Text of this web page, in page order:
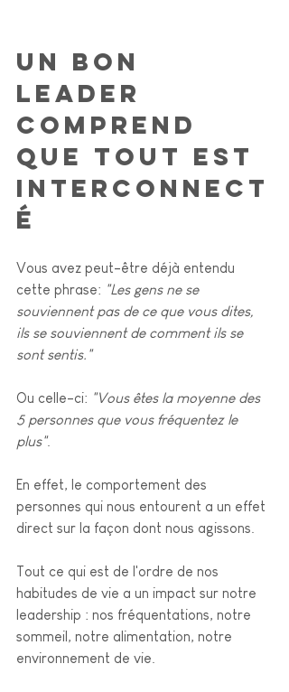
Un bon
leader
comprend
que tout est
interconnect
é
Vous avez peut-être déjà entendu
cette phrase: "Les gens ne se
souviennent pas de ce que vous dites,
ils se souviennent de comment ils se
sont sentis. "
Ou celle-ci: "Vous êtes la moyenne des
5 personnes que vous fréquentez le
plus".
En effet, le comportement des
personnes qui nous entourent a un effet
direct sur la façon dont nous agissons.
Tout ce qui est de l'ordre de nos
habitudes de vie a un impact sur notre
leadership : nos fréquentations, notre
sommeil, notre alimentation, notre
environnement de vie.